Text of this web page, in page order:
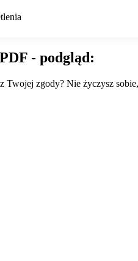
- podgląd:
Twojej zgody? Nie życzysz